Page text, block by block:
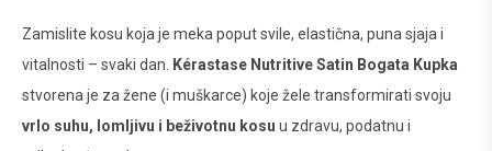
Zamislite kosu koja je meka poput svile, elastična, puna sjaja i
vitalnosti – svaki dan.
Kérastase Nutritive Satin Bogata Kupka
stvorena je za žene (i muškarce) koje žele transformirati svoju
vrlo suhu, lomljivu i beživotnu kosu u zdravu, podatnu i